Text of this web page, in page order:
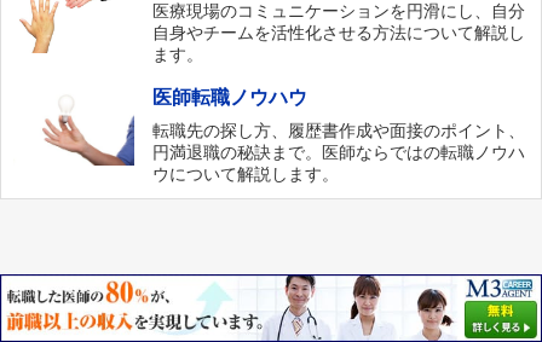
医療現場のコミュニケーションを円滑にし、自分
自身やチームを活性化させる方法について解説し
ます。
医師転職ノウハウ
転職先の探し方、履歴書作成や面接のポイント、
円満退職の秘訣まで。医師ならではの転職ノウハ
ウについて解説します。